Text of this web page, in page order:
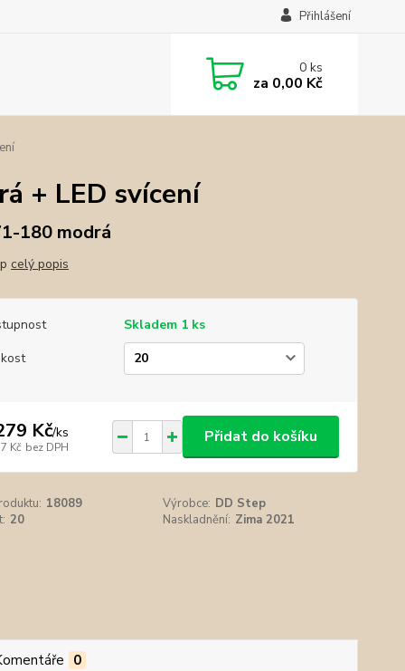
Přihlášení
0ks
za 0,00 Kč
+ LED svícení
180 modrá
celý popis
Skladem 1 ks
Kč/ks
Kč bez DPH
Přidat do košíku
18089 Výrobce: DD Step
20 Naskladnění: Zima 2021
0